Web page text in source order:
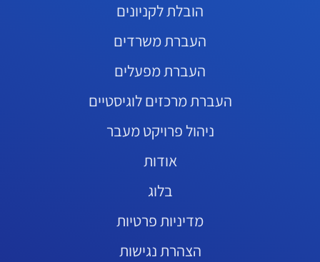
הובלת לקניונים
העברת משרדים
העברת מפעלים
העברת מרכזים לוגיסטיים
ניהול פרויקט מעבר
אודות
בלוג
מדיניות פרטיות
הצהרת נגישות